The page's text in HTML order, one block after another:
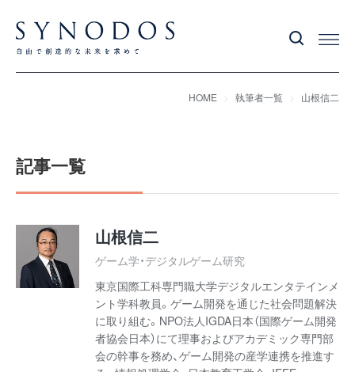
HOME 執筆者一覧 山根信二
記事一覧
山根信二
ゲーム学・デジタルゲーム研究
東京国際工科専門職大学デジタルエンタテインメ
ント学科教員。ゲーム開発を通じた社会問題解決
に取り組む。NPO法人IGDA日本（国際ゲーム開発
者協会日本）にて理事およびアカデミック専門部
会の幹事を務め、ゲーム開発の産学連携を推進す